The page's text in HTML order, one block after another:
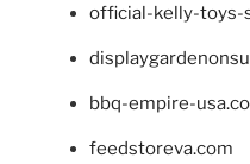
official-kelly-toys-
bbq-empire-
feedstoreva.com